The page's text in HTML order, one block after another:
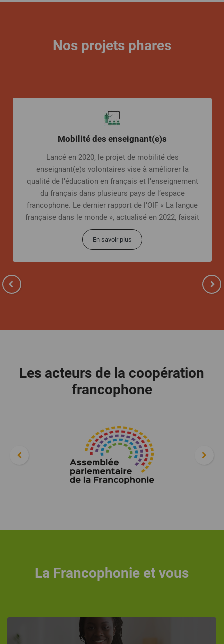
Nos projets phares
Mobilité des enseignant(e)s
Lancé en 2020, le projet de mobilité des
enseignant(e)s volontaires vise à améliorer la
qualité de l’éducation en français et l’enseignement
du français dans plusieurs pays de l’espace
francophone. Le dernier rapport de l’OIF « La langue
française dans le monde », actualisé en 2022, faisait
état
En savoir plus
Les acteurs de la coopération
francophone
La Francophonie et vous